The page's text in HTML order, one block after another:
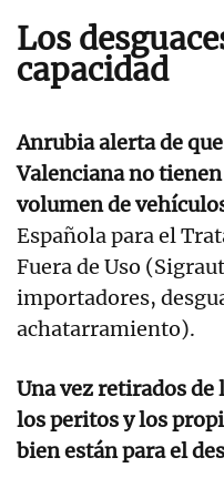
Los
capacidad
Anrubia alerta de
Valenciana no
volumen de
Española para el
Fuera de Uso
importadores,
achatarramiento).
Una vez retirados
los peritos y los
bien están para el